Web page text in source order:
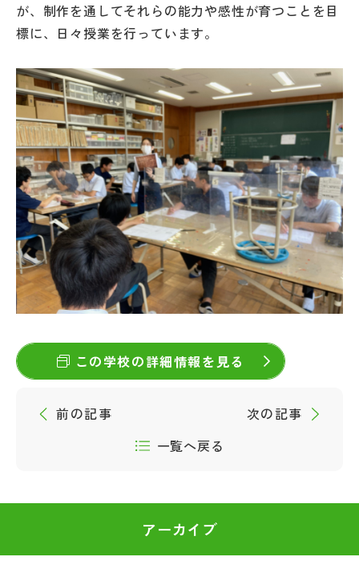
運営会社
が、制作を通してそれらの能力や感性が育つことを目
標に、日々授業を行っています。
この学校の詳細情報を見る
前の記事
一覧へ戻る
次の記事
アーカイブ